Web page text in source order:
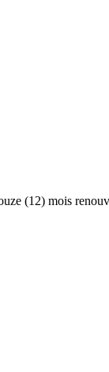
(12) mois